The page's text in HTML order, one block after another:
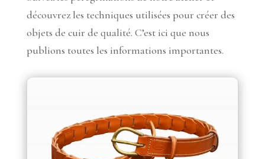
découvrez les techniques utilisées pour créer des
objets de cuir de qualité. C’est ici que nous
publions toutes les informations importantes.